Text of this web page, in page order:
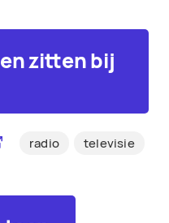
zitten bij
radio televisie